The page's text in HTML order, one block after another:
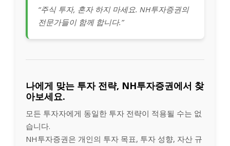
“주식 투자, 혼자 하지 마세요. NH투자증권의
전문가들이 함께 합니다.”
나에게 맞는 투자 전략, NH투자증권에서 찾
아보세요.
모든 투자자에게 동일한 투자 전략이 적용될 수는 없
습니다.
NH투자증권은 개인의 투자 목표, 투자 성향, 자산 규